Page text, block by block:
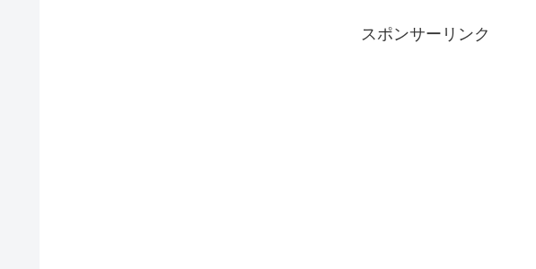
スポンサーリンク